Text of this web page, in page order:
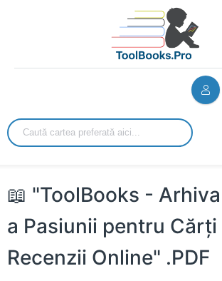
📖 "ToolBooks -
a Pasiunii pentru Cărți
Recenzii Online" .PDF